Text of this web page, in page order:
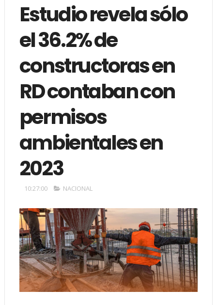
Estudio revela sólo
el 36.2% de
constructoras en
RD contaban con
permisos
ambientales en
2023
10:27:00 NACIONAL